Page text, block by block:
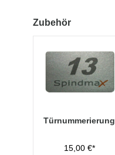
Zubehör
Türnummerierung
15,00 €*